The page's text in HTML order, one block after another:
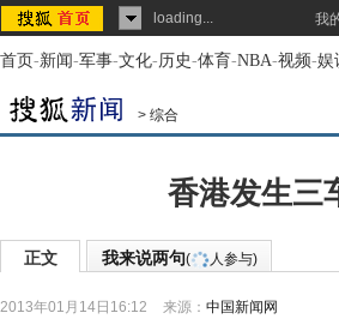
loading... 我
首页-新闻-军事-文化-历史-体育-NBA-视频-娱
> 综合
香港发生三
正文 我来说两句( 人参与)
2013年01月14日16:12 来源： 中国新闻网